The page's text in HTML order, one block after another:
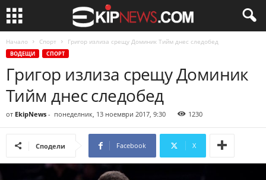
Начало Спорт Григор излиза срещу Доминик Тийм днес следобед
ВОДЕЩИ СПОРТ
Григор излиза срещу Доминик
Тийм днес следобед
от EkipNews - понеделник, 13 ноември 2017, 9:30 1230
Сподели Facebook X